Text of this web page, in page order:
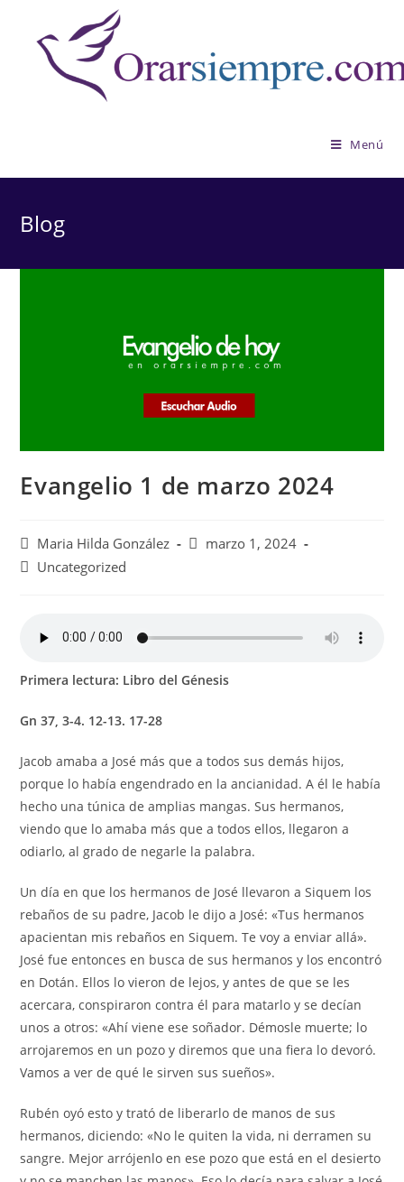
contenido
Menú
Blog
Evangelio 1 de marzo 2024
Autor
de
Maria Hilda González
Publicación
marzo 1, 2024
Categoría
Uncategorized
Primera lectura: Libro del Génesis
Gn 37, 3-4. 12-13. 17-28
Jacob amaba a José más que a todos sus demás hijos,
porque lo había engendrado en la ancianidad. A él le había
hecho una túnica de amplias mangas. Sus hermanos,
viendo que lo amaba más que a todos ellos, llegaron a
odiarlo, al grado de negarle la palabra.
Un día en que los hermanos de José llevaron a Siquem los
rebaños de su padre, Jacob le dijo a José: «Tus hermanos
apacientan mis rebaños en Siquem. Te voy a enviar allá».
José fue entonces en busca de sus hermanos y los encontró
en Dotán. Ellos lo vieron de lejos, y antes de que se les
acercara, conspiraron contra él para matarlo y se decían
unos a otros: «Ahí viene ese soñador. Démosle muerte; lo
arrojaremos en un pozo y diremos que una fiera lo devoró.
Vamos a ver de qué le sirven sus sueños».
Rubén oyó esto y trató de liberarlo de manos de sus
hermanos, diciendo: «No le quiten la vida, ni derramen su
sangre. Mejor arrójenlo en ese pozo que está en el desierto